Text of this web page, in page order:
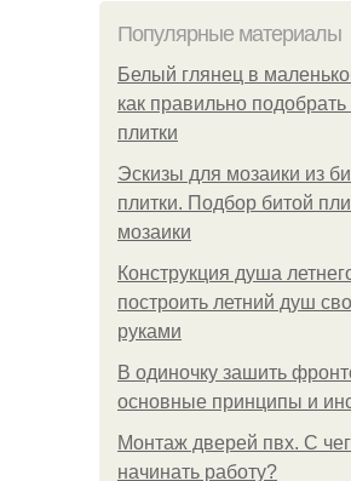
Популярные материалы
Белый глянец в
как правильно
плитки
Эскизы для мозаики из
плитки. Подбор битой
мозаики
Конструкция душа
построить летний душ
руками
В одиночку зашить
основные принципы и
Монтаж дверей пвх. С
начинать работу?